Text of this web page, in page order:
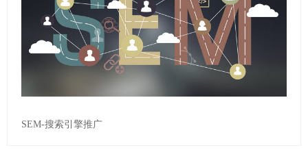
SEM-搜索引擎推广